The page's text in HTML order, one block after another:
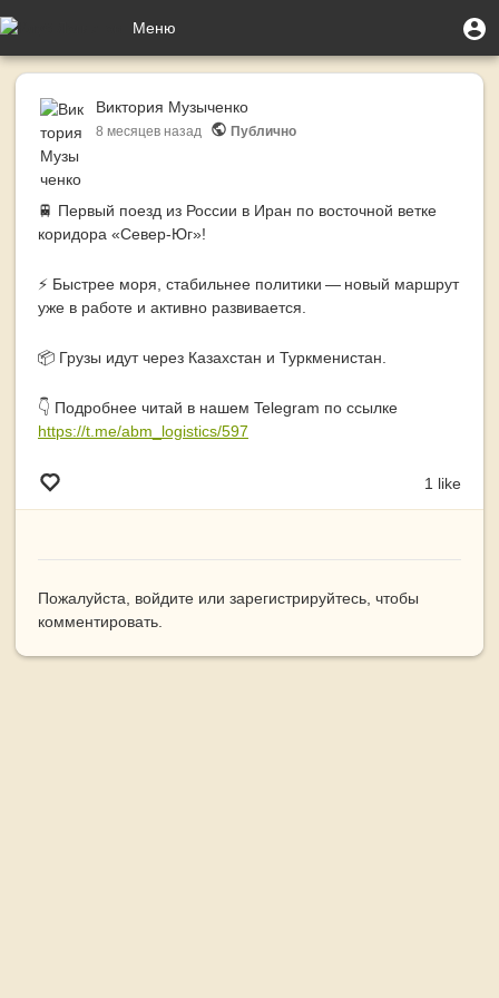
основному
Меню
учётной
записи
пользователя
Меню
Toggle
navigation
Виктория Музыченко
8 месяцев назад Публично
🚆 Первый поезд из России в Иран по восточной ветке
коридора «Север-Юг»!
⚡ Быстрее моря, стабильнее политики — новый маршрут
уже в работе и активно развивается.
📦 Грузы идут через Казахстан и Туркменистан.
👇 Подробнее читай в нашем Telegram по ссылке
https://t.me/abm_logistics/597
1 like
Пожалуйста, войдите или зарегистрируйтесь , чтобы
комментировать.